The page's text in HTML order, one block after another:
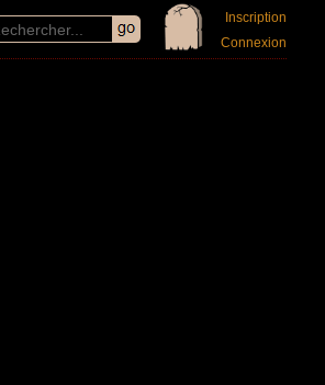
Inscription
Connexion